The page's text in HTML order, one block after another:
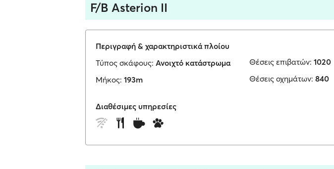
F/B Asterion II
Περιγραφή & χαρακτηριστικά πλοίου
Τύπος σκάφους: Ανοιχτό κατάστρωμα
Μήκος: 193m
Θέσεις επιβατών: 1020
Θέσεις οχημάτων: 840
Διαθέσιμες υπηρεσίες